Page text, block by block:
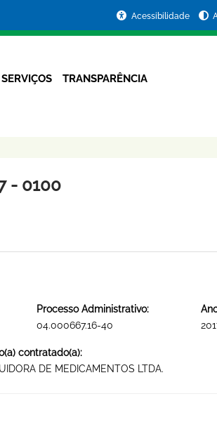
Acessibilidade
SERVIÇOS TRANSPARÊNCIA
- 0100
Processo Administrativo:
04.000667.16-40
contratado(a):
DE MEDICAMENTOS LTDA.